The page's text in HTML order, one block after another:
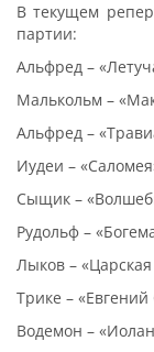
В текущем
партии:
Альфред –
Малькольм –
Альфред –
Иудеи –
Сыщик –
Рудольф –
Лыков –
Трике –
Водемон –